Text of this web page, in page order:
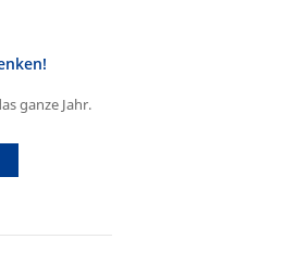
ganze Jahr.